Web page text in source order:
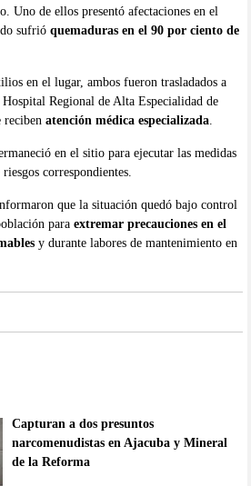
Uno de ellos presentó afectaciones en el
sufrió quemaduras en el 90 por ciento de
en el lugar, ambos fueron trasladados a
Regional de Alta Especialidad de
atención médica especializada.
en el sitio para ejecutar las medidas
correspondientes.
que la situación quedó bajo control
para extremar precauciones en el
y durante labores de mantenimiento en
Capturan a dos presuntos
narcomenudistas en Ajacuba y Mineral
de la Reforma